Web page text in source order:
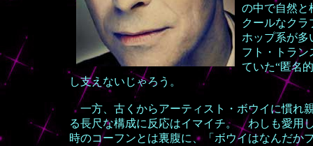
の中で自然と
クールなク
ホップ系が多
フト・トラ
ていた“匿名
し支えないじゃろう。
一方、古くからアーティスト・ボウイに慣れ
る長尺な構成に反応はイマイチ。 わしも愛用
時のコーフンとは裏腹に、「ボウイはなんだか